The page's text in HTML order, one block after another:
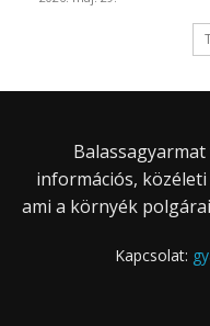
információs,
ami a környék
Kapcsolat: